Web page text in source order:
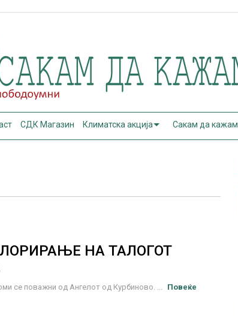
СДК Магазин Климатска акција Сакам да кажам
НА ТАЛОГОТ
се поважни од Ангелот од Курбиново. ... Повеќе